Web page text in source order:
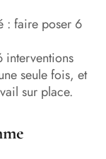
: faire poser 6
interventions
seule fois, et
sur place.